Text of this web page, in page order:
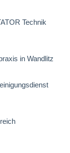
Technik
in Wandlitz